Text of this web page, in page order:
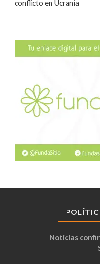
conflicto en Ucrania
Noticias